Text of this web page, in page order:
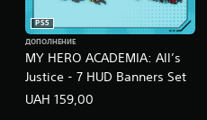
MY HERO ACADEMIA: All’s
Justice - 7 HUD Banners Set
PS5
ДОПОЛНЕНИЕ
UAH 159,00